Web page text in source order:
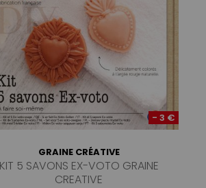
- 3 €
GRAINE CRÉATIVE
KIT 5 SAVONS EX-VOTO GRAINE
CREATIVE